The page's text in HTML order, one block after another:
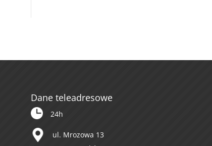
Dane teleadresowe
24h
ul. Mrozowa 13